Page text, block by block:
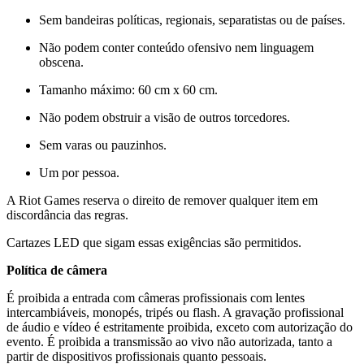
Sem bandeiras políticas, regionais, separatistas ou de países.
Não podem conter conteúdo ofensivo nem linguagem
obscena.
Tamanho máximo: 60 cm x 60 cm.
Não podem obstruir a visão de outros torcedores.
Sem varas ou pauzinhos.
Um por pessoa.
A Riot Games reserva o direito de remover qualquer item em
discordância das regras.
Cartazes LED que sigam essas exigências são permitidos.
Política de câmera
É proibida a entrada com câmeras profissionais com lentes
intercambiáveis, monopés, tripés ou flash. A gravação profissional
de áudio e vídeo é estritamente proibida, exceto com autorização do
evento. É proibida a transmissão ao vivo não autorizada, tanto a
partir de dispositivos profissionais quanto pessoais.